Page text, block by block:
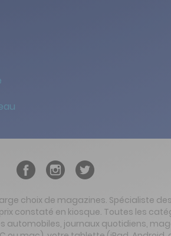
choix de magazines. Spécialiste
constaté en kiosque. Toutes les
automobiles, journaux quotidiens,